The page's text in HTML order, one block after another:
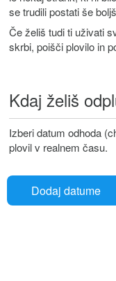
se trudili postati še
Če želiš tudi ti uživati
skrbi, poišči plovilo in
Kdaj želiš
Izberi datum odhoda
plovil v realnem času.
Dodaj datume